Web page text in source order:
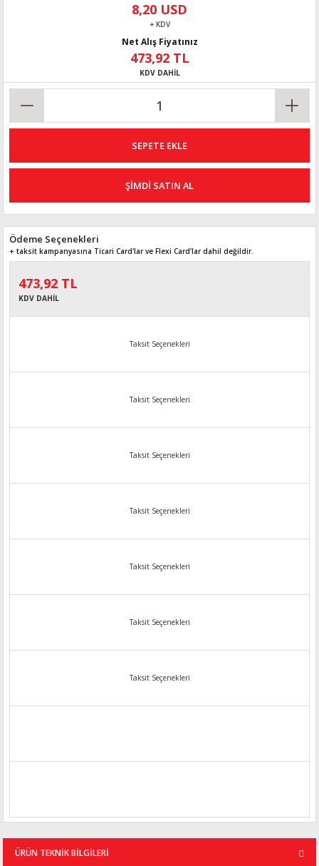
8,20 USD
+ KDV
Net Alış Fiyatınız
473,92 TL
KDV DAHİL
SEPETE EKLE
ŞİMDİ SATIN AL
Ödeme Seçenekleri
+ taksit kampanyasına Ticari Card'lar ve Flexi Card’lar dahil değildir.
473,92 TL
KDV DAHİL
Taksit Seçenekleri
Taksit Seçenekleri
Taksit Seçenekleri
Taksit Seçenekleri
Taksit Seçenekleri
Taksit Seçenekleri
Taksit Seçenekleri
ÜRÜN TEKNİK BİLGİLERİ